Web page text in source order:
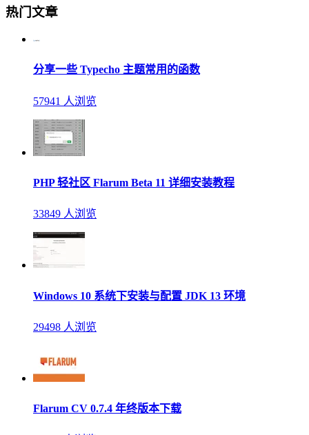
热门文章
分享一些 Typecho 主题常用的函数
57941 人浏览
PHP 轻社区 Flarum Beta 11 详细安装教程
33849 人浏览
Windows 10 系统下安装与配置 JDK 13 环境
29498 人浏览
Flarum CV 0.7.4 年终版本下载